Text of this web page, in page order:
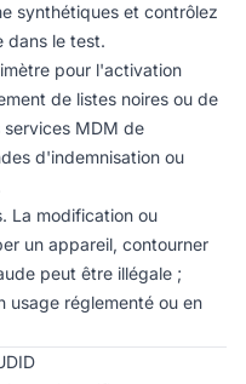
synthétiques et contrôlez
dans le test.
pour l'activation
de listes noires ou de
MDM de
d'indemnisation ou
La modification ou
un appareil, contourner
peut être illégale ;
usage réglementé ou en